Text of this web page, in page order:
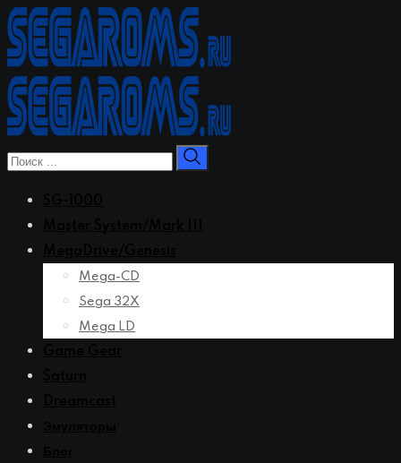
Перейти
к
контенту
Mega-CD
Sega 32X
Mega LD